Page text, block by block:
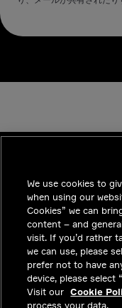
INDUSTRIES
インサイト
ソリューション
採用情報
投資家向けお知
We use cookies to
when using our
Cookies” we can
content – and
visit. If you’d rather
we can use, please
prefer not to have
device, please select
Visit our Cookie
process your data.